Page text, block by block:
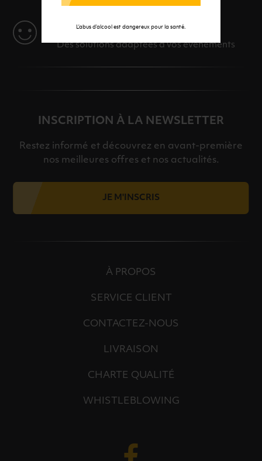
L’abus d’alcool est dangereux pour la santé.
SERVICE
Des solutions adaptées à vos événements
INSCRIPTION À LA NEWSLETTER
Restez informé et découvrez en avant-première
nos meilleures offres et nos actualités.
JE M'INSCRIS
À PROPOS
SERVICE CLIENT
CONTACTEZ-NOUS
LIVRAISON
CHARTE QUALITÉ
WHISTLEBLOWING